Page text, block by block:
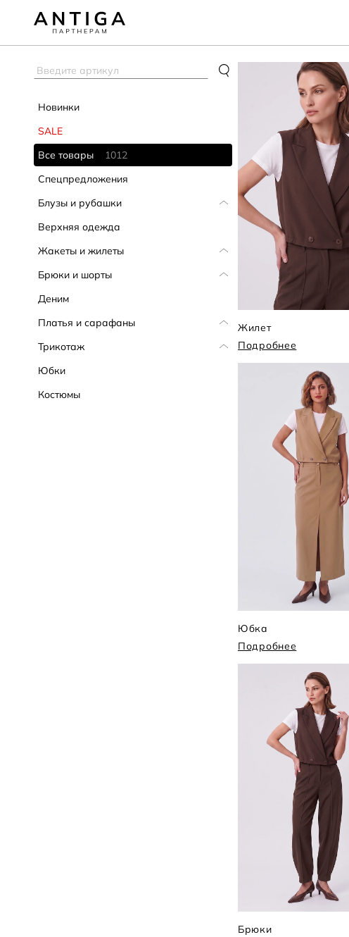
Новинки
SALE
Все товары
1012
Спецпредложения
Блузы и рубашки
Верхняя одежда
Жакеты и жилеты
Брюки и шорты
Деним
Платья и сарафаны
Трикотаж
Юбки
Костюмы
Жилет
Подробнее
Юбка
Подробнее
Брюки